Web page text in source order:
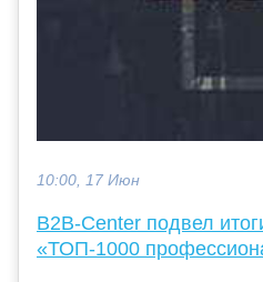
10:00, 17 Июн
B2B-Center подвел
«ТОП-1000